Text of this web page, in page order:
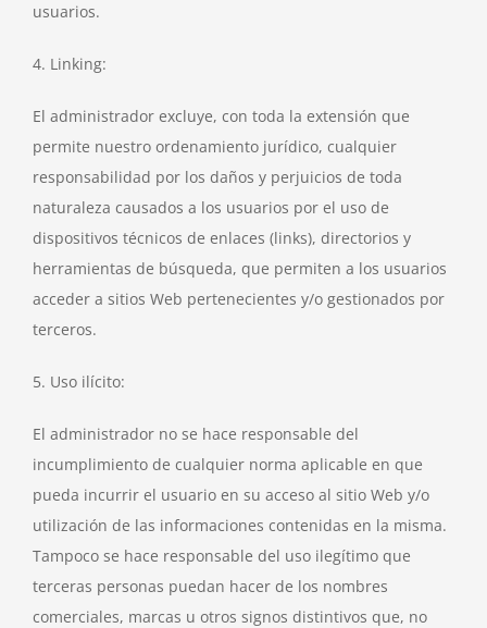
usuarios.
4. Linking:
El administrador excluye, con toda la extensión que
permite nuestro ordenamiento jurídico, cualquier
responsabilidad por los daños y perjuicios de toda
naturaleza causados a los usuarios por el uso de
dispositivos técnicos de enlaces (links), directorios y
herramientas de búsqueda, que permiten a los usuarios
acceder a sitios Web pertenecientes y/o gestionados por
terceros.
5. Uso ilícito:
El administrador no se hace responsable del
incumplimiento de cualquier norma aplicable en que
pueda incurrir el usuario en su acceso al sitio Web y/o
utilización de las informaciones contenidas en la misma.
Tampoco se hace responsable del uso ilegítimo que
terceras personas puedan hacer de los nombres
comerciales, marcas u otros signos distintivos que, no